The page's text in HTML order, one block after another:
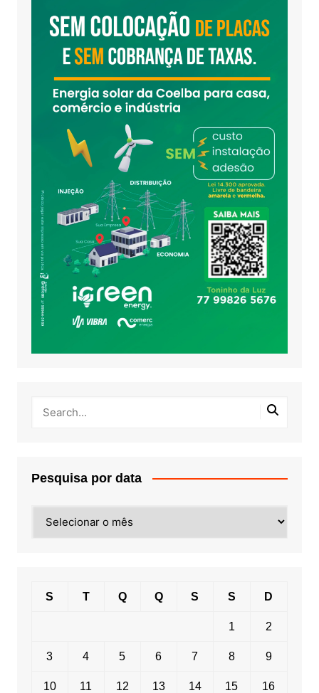
Pesquisa por data
por
S T Q Q S S D
1 2
3 4 5 6 7 8 9
10 11 12 13 14 15 16